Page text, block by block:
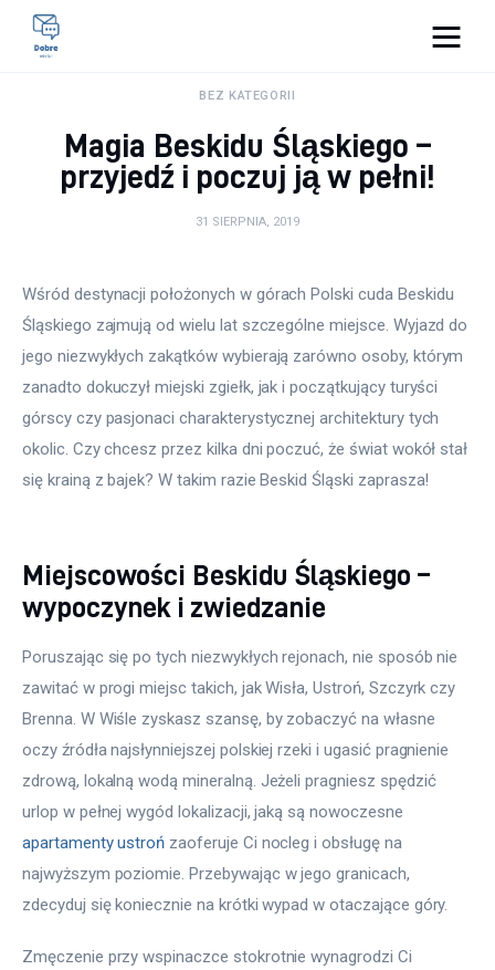
Lifestyle
Uroda
Więcej
BEZ KATEGORII
Magia Beskidu Śląskiego –
przyjedź i poczuj ją w pełni!
31 SIERPNIA, 2019
Wśród destynacji położonych w górach Polski cuda Beskidu
Śląskiego zajmują od wielu lat szczególne miejsce. Wyjazd do
jego niezwykłych zakątków wybierają zarówno osoby, którym
zanadto dokuczył miejski zgiełk, jak i początkujący turyści
górscy czy pasjonaci charakterystycznej architektury tych
okolic. Czy chcesz przez kilka dni poczuć, że świat wokół stał
się krainą z bajek? W takim razie Beskid Śląski zaprasza!
Miejscowości Beskidu Śląskiego –
wypoczynek i zwiedzanie
Poruszając się po tych niezwykłych rejonach, nie sposób nie
zawitać w progi miejsc takich, jak Wisła, Ustroń, Szczyrk czy
Brenna. W Wiśle zyskasz szansę, by zobaczyć na własne
oczy źródła najsłynniejszej polskiej rzeki i ugasić pragnienie
zdrową, lokalną wodą mineralną. Jeżeli pragniesz spędzić
urlop w pełnej wygód lokalizacji, jaką są nowoczesne
apartamenty ustroń zaoferuje Ci nocleg i obsługę na
najwyższym poziomie. Przebywając w jego granicach,
zdecyduj się koniecznie na krótki wypad w otaczające góry.
Zmęczenie przy wspinaczce stokrotnie wynagrodzi Ci